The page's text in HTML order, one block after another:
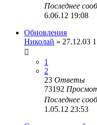
Последнее
6.06.12 19:08
Обновления
Николай » 27.12.03
1
2
23 Ответы
73192
Последнее
1.05.12 23:53